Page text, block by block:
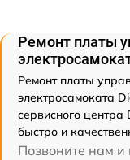
Ремонт платы
Ремонт платы
электросамоката
сервисного
быстро и
Позвоните нам и